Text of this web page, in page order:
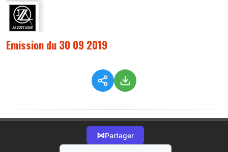
Emission du 30 09 2019
⋈Partager